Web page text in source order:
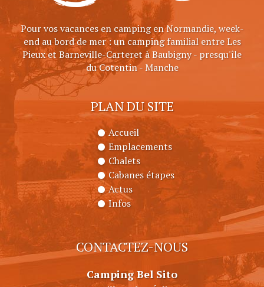
Pour vos vacances en camping en Normandie, week-
end au bord de mer : un camping familial entre Les
Pieux et Barneville-Carteret à Baubigny - presqu'île
du Cotentin - Manche
PLAN DU SITE
Accueil
Emplacements
Chalets
Cabanes étapes
Actus
Infos
CONTACTEZ-NOUS
Camping Bel Sito